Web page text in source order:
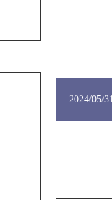
2024/05/